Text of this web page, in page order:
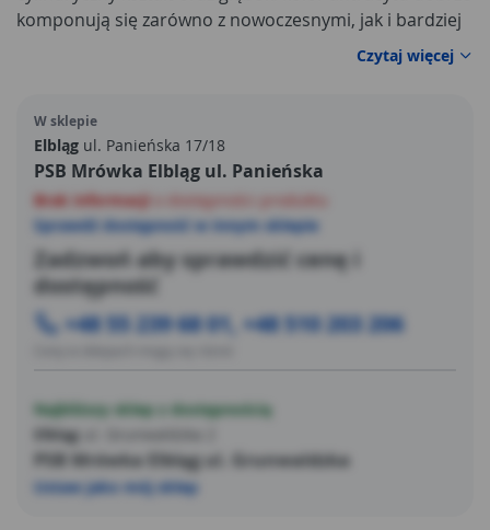
komponują się zarówno z nowoczesnymi, jak i bardziej
naturalnymi aranżacjami. Model o wysokości 12,8 cm i
średnicy 12,8 cm świetnie sprawdzi się do mniejszych
sezonowych – wszędzie tam, gdzie liczy się porządek,
spójny wygląd i wygoda pielęgnacji.
Czytaj więcej
W sklepie
Elbląg ul. Panieńska 17/18
PSB Mrówka Elbląg ul. Panieńska
Brak informacji
Sprawdź dostępność w innym sklepie
Zadzwoń aby sprawdzić cenę i
dostępność
+48 55 239 68 01, +48 510 203 206
Najbliższy sklep z dostępnością
Elbląg
PSB Mrówka Elbląg ul. Grunwaldzka
Ustaw jako mój sklep